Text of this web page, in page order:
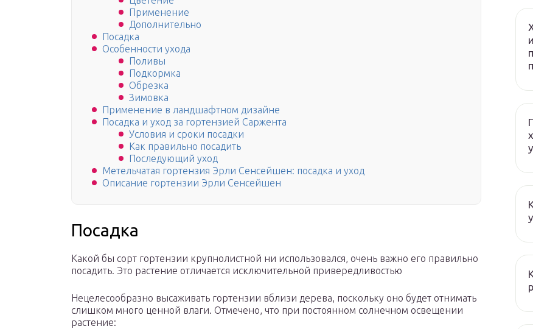
Применение
Дополнительно
Посадка
Особенности ухода
Поливы
Подкормка
Обрезка
Зимовка
Применение в ландшафтном дизайне
Посадка и уход за гортензией Саржента
Условия и сроки посадки
Как правильно посадить
Последующий уход
Метельчатая гортензия Эрли Сенсейшен: посадка и уход
Описание гортензии Эрли Сенсейшен
Посадка
Какой бы сорт гортензии крупнолистной ни использовался, очень важно его правильно
посадить. Это растение отличается исключительной привередливостью
Нецелесообразно высаживать гортензии вблизи дерева, поскольку оно будет отнимать
слишком много ценной влаги. Отмечено, что при постоянном солнечном освещении
растение: